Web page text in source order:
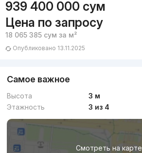
939 400 000 сум
Цена по запросу
18 065 385 сум за м²
Опубликовано 13.11.2025
Самое важное
Высота
3 м
Этажность
3 из 4
Смотреть на карте